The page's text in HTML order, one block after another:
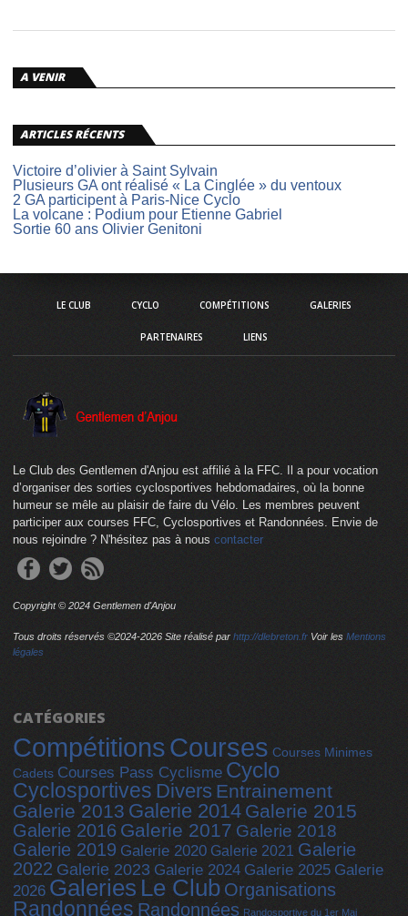
A VENIR
ARTICLES RÉCENTS
Victoire d’olivier à Saint Sylvain
Plusieurs GA ont réalisé « La Cinglée » du ventoux
2 GA participent à Paris-Nice Cyclo
La volcane : Podium pour Etienne Gabriel
Sortie 60 ans Olivier Genitoni
LE CLUB CYCLO COMPÉTITIONS GALERIES
PARTENAIRES LIENS
Le Club des Gentlemen d'Anjou est affilié à la FFC. Il a pour vocation
d’organiser des sorties cyclosportives hebdomadaires, où la bonne
humeur se mêle au plaisir de faire du Vélo. Les membres peuvent
participer aux courses FFC, Cyclosportives et Randonnées. Envie de
nous rejoindre ? N'hésitez pas à nous contacter
Copyright © 2024 Gentlemen d'Anjou
Tous droits réservés ©2024-2026 Site réalisé par http://dlebreton.fr Voir les Mentions
légales
CATÉGORIES
CompétitionsCourses Courses Minimes
Cadets Courses Pass Cyclisme Cyclo
Cyclosportives Divers Entrainement
Galerie 2013 Galerie 2014 Galerie 2015
Galerie 2016 Galerie 2017 Galerie 2018
Galerie 2019 Galerie 2020 Galerie 2021 Galerie
2022 Galerie 2023 Galerie 2024 Galerie 2025 Galerie
2026 Galeries Le Club Organisations
Randonnées Randonnées Randosportive du 1er Mai